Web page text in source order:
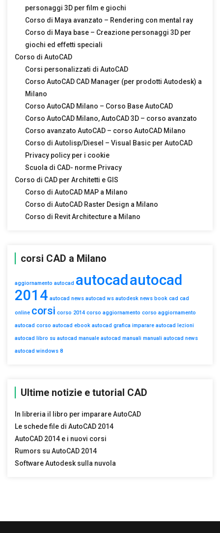
personaggi 3D per film e giochi
Corso di Maya avanzato – Rendering con mental ray
Corso di Maya base – Creazione personaggi 3D per
giochi ed effetti speciali
Corso di AutoCAD
Corsi personalizzati di AutoCAD
Corso AutoCAD CAD Manager (per prodotti Autodesk) a
Milano
Corso AutoCAD Milano – Corso Base AutoCAD
Corso AutoCAD Milano, AutoCAD 3D – corso avanzato
Corso avanzato AutoCAD – corso AutoCAD Milano
Corso di Autolisp/Diesel – Visual Basic per AutoCAD
Privacy policy per i cookie
Scuola di CAD- norme Privacy
Corso di CAD per Architetti e GIS
Corso di AutoCAD MAP a Milano
Corso di AutoCAD Raster Design a Milano
Corso di Revit Architecture a Milano
corsi CAD a Milano
aggiornamento autocad autocad autocad
2014 autocad news autocad ws autodesk news book cad cad
online corsi corso 2014 corso aggiornamento corso aggiornamento
autocad corso autocad ebook autocad grafica imparare autocad lezioni
autocad libro su autocad manuale autocad manuali manuali autocad news
autocad windows 8
Ultime notizie e tutorial CAD
In libreria il libro per imparare AutoCAD
Le schede file di AutoCAD 2014
AutoCAD 2014 e i nuovi corsi
Rumors su AutoCAD 2014
Software Autodesk sulla nuvola